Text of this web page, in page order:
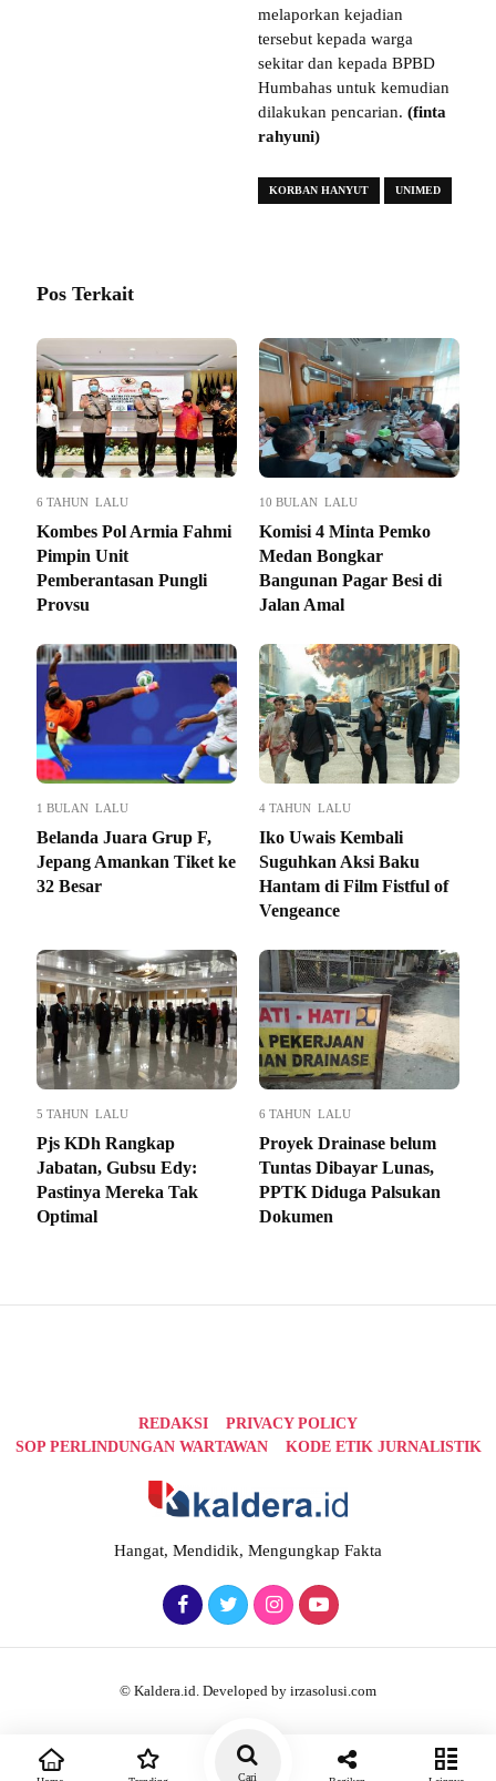
melaporkan kejadian
tersebut kepada warga
sekitar dan kepada BPBD
Humbahas untuk kemudian
dilakukan pencarian. (finta
rahyuni)
KORBAN HANYUT UNIMED
Pos Terkait
6 TAHUN LALU
Kombes Pol Armia Fahmi
Pimpin Unit
Pemberantasan Pungli
Provsu
10 BULAN LALU
Komisi 4 Minta Pemko
Medan Bongkar
Bangunan Pagar Besi di
Jalan Amal
1 BULAN LALU
Belanda Juara Grup F,
Jepang Amankan Tiket ke
32 Besar
4 TAHUN LALU
Iko Uwais Kembali
Suguhkan Aksi Baku
Hantam di Film Fistful of
Vengeance
5 TAHUN LALU
Pjs KDh Rangkap
Jabatan, Gubsu Edy:
Pastinya Mereka Tak
Optimal
6 TAHUN LALU
Proyek Drainase belum
Tuntas Dibayar Lunas,
PPTK Diduga Palsukan
Dokumen
REDAKSI
PRIVACY POLICY
SOP PERLINDUNGAN WARTAWAN
KODE ETIK JURNALISTIK
Hangat, Mendidik, Mengungkap Fakta
© Kaldera.id. Developed by irzasolusi.com
Cari